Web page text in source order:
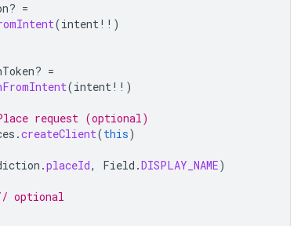
=
(intent!! )
=
(intent!! )
request (optional)
.createClient(this)
.placeId, Field .DISPLAY_NAME)
optional